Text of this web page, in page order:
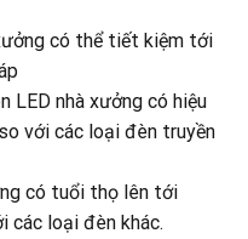
có thể tiết kiệm tới
LED nhà xưởng có hiệu
với các loại đèn truyền
có tuổi thọ lên tới
các loại đèn khác.